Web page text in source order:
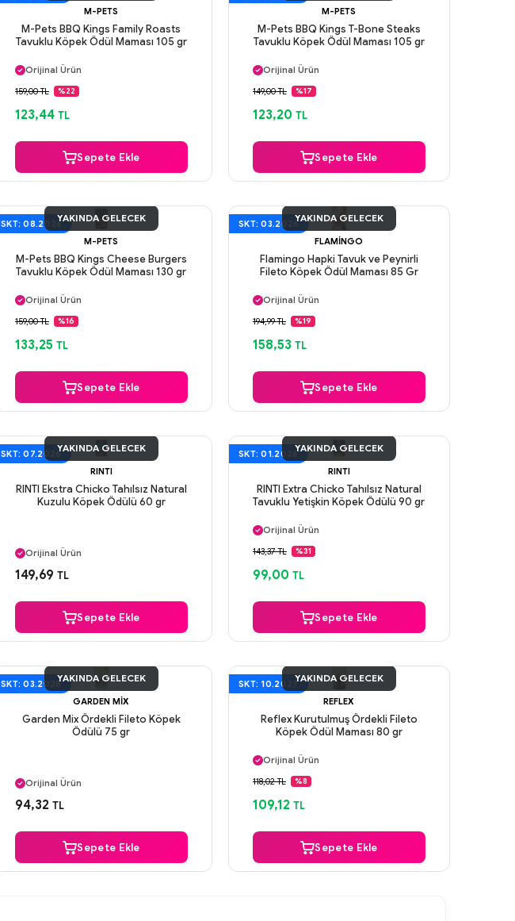
M-PETS
M-Pets BBQ Kings Family Roasts
Tavuklu Köpek Ödül Maması 105 gr
Orijinal Ürün
Güvenli Ödeme
159,00 TL %22
123,44 TL
Sepete Ekle
M-PETS
M-Pets BBQ Kings T-Bone Steaks
Tavuklu Köpek Ödül Maması 105 gr
Orijinal Ürün
Güvenli Ödeme
149,00 TL %17
123,20 TL
Sepete Ekle
SKT: 08.2026YAKINDA GELECEK
M-PETS
M-Pets BBQ Kings Cheese Burgers
Tavuklu Köpek Ödül Maması 130 gr
Orijinal Ürün
Güvenli Ödeme
159,00 TL %16
133,25 TL
Sepete Ekle
SKT: 03.2026YAKINDA GELECEK
FLAMINGO
Flamingo Hapki Tavuk ve Peynirli
Fileto Köpek Ödül Maması 85 Gr
Orijinal Ürün
Güvenli Ödeme
194,99 TL %19
158,53 TL
Sepete Ekle
SKT: 07.2026YAKINDA GELECEK
RINTI
RINTI Ekstra Chicko Tahılsız Natural
Kuzulu Köpek Ödülü 60 gr
Orijinal Ürün
Güvenli Ödeme
149,69 TL
Sepete Ekle
SKT: 01.2026YAKINDA GELECEK
RINTI
RINTI Extra Chicko Tahılsız Natural
Tavuklu Yetişkin Köpek Ödülü 90 gr
Orijinal Ürün
Güvenli Ödeme
143,37 TL %31
99,00 TL
Sepete Ekle
SKT: 03.2028YAKINDA GELECEK
GARDEN MIX
Garden Mix Ördekli Fileto Köpek
Ödülü 75 gr
Orijinal Ürün
Güvenli Ödeme
94,32 TL
Sepete Ekle
SKT: 10.2027YAKINDA GELECEK
REFLEX
Reflex Kurutulmuş Ördekli Fileto
Köpek Ödül Maması 80 gr
Orijinal Ürün
Güvenli Ödeme
118,02 TL %8
109,12 TL
Sepete Ekle